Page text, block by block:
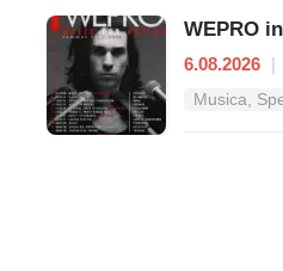
6.08.2026 |